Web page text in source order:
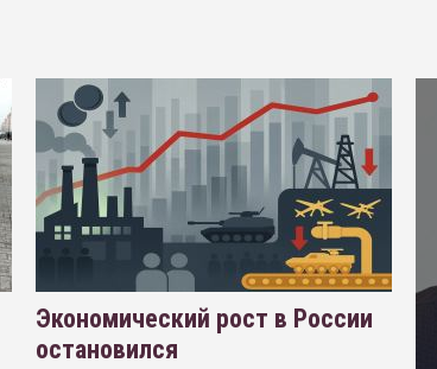
Экономический рост в России
остановился